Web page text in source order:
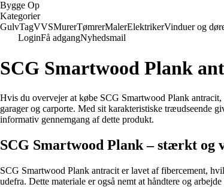
Bygge Op
Kategorier
GulvTagVVSMurerTømrerMalerElektrikerVinduer og
LoginFå adgangNyhedsmail
SCG Smartwood Plank
Hvis du overvejer at købe SCG Smartwood Plank
garager og carporte. Med sit karakteristiske træudseende
informativ gennemgang af dette produkt.
SCG Smartwood Plank – stærkt og
SCG Smartwood Plank antracit er lavet af fibercement,
udefra. Dette materiale er også nemt at håndtere og